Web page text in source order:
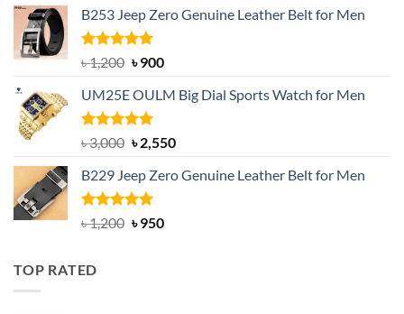
was:
৳ 1,350.
is:
B253 Jeep Zero Genuine Leather Belt for Men
Rated5.00
out of 5
৳1,200 Original
was:
৳ 1,200.
৳900Current
is:
UM25E OULM Big Dial Sports Watch for Men
Rated5.00
out of 5
৳3,000 Original
was:
৳ 3,000.
৳2,550Current
is:
B229 Jeep Zero Genuine Leather Belt for Men
Rated4.92
out of 5
৳1,200 Original
৳950Current
TOP RATED